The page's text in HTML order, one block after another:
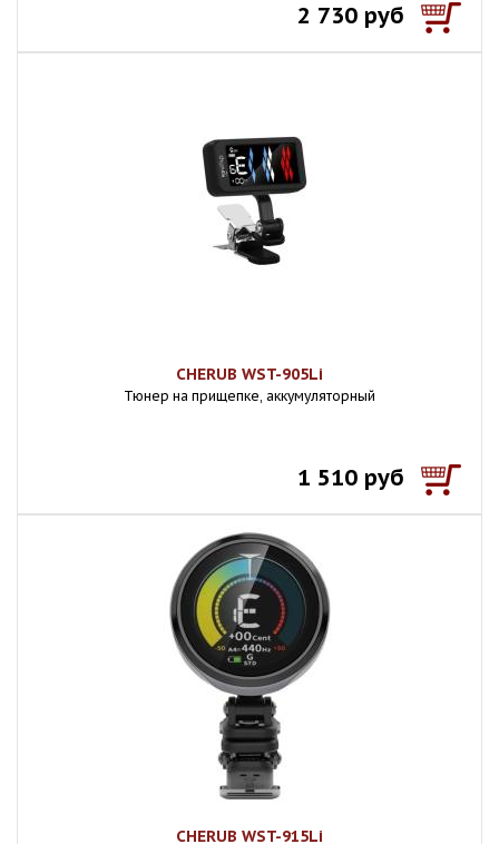
2 730 руб
CHERUB WST-905Li
Тюнер на прищепке, аккумуляторный
1 510 руб
CHERUB WST-915Li